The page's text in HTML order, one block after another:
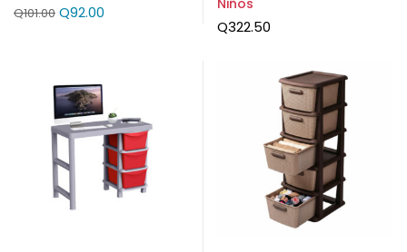
Q101.00 Q92.00
Niños
Q322.50